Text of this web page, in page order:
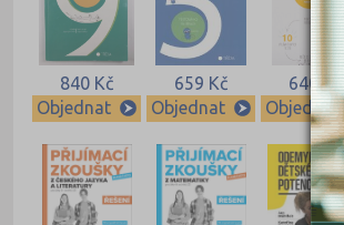
840 Kč
Objednat
659 Kč
Objednat
640 Kč
Objednat